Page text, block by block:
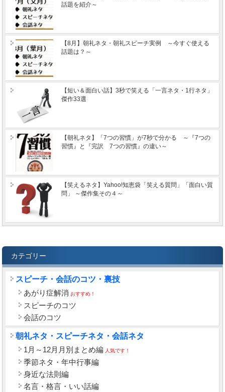
話題を紹介～
【8月】朝礼ネタ・朝礼スピーチ実例 ～今すぐ使える
話題は？～
【短い＆面白い話】3秒で笑える「一言ネタ・1行ネタ」
傑作33選
【朝礼ネタ】「7つの習慣」が7秒で分かる ～『7つの
習慣』と『完訳 7つの習慣』の違い～
【笑えるネタ】Yahoo!知恵袋「笑える質問」「面白い質
問」 ～傑作集その４～
カテゴリー
スピーチ・会話のコツ・裏技
あがり症解消 おすすめ！
スピーチのコツ
会話のコツ
朝礼ネタ・スピーチネタ・会話ネタ
1月～12月月別まとめ編 人気です！
季節ネタ・年中行事編
身近な法則編
名言・格言・いい話編